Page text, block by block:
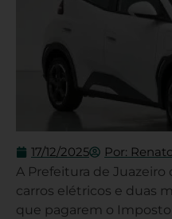
17/12/2025 Por:
A Prefeitura de
carros elétricos e duas
que pagarem o